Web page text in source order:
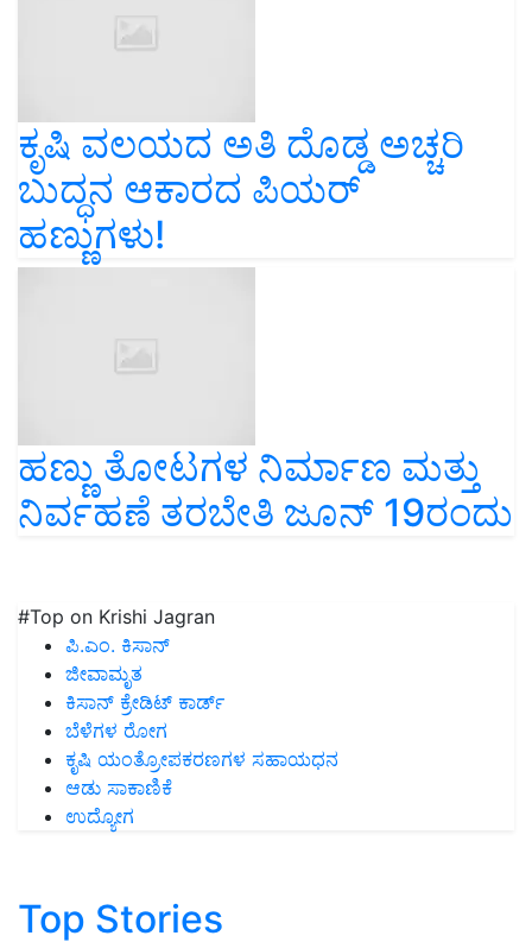
ಕೃಷಿ ವಲಯದ ಅತಿ ದೊಡ್ಡ ಅಚ್ಚರಿ
ಬುದ್ಧನ ಆಕಾರದ ಪಿಯರ್
ಹಣ್ಣುಗಳು!
ಹಣ್ಣು ತೋಟಗಳ ನಿರ್ಮಾಣ ಮತ್ತು
ನಿರ್ವಹಣೆ ತರಬೇತಿ ಜೂನ್ 19ರಂದು
#Top on Krishi Jagran
ಪಿ.ಎಂ. ಕಿಸಾನ್
ಜೀವಾಮೃತ
ಕಿಸಾನ್ ಕ್ರೇಡಿಟ್ ಕಾರ್ಡ್
ಬೆಳೆಗಳ ರೋಗ
ಕೃಷಿ ಯಂತ್ರೋಪಕರಣಗಳ ಸಹಾಯಧನ
ಆಡು ಸಾಕಾಣಿಕೆ
ಉದ್ಯೋಗ
Top Stories